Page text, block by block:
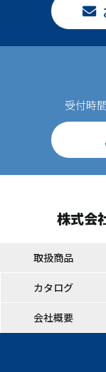
受付時
株式会
取扱商品
カタログ
会社概要